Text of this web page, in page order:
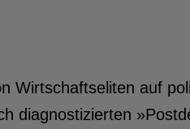
Wirtschaftseliten auf
diagnostizierten